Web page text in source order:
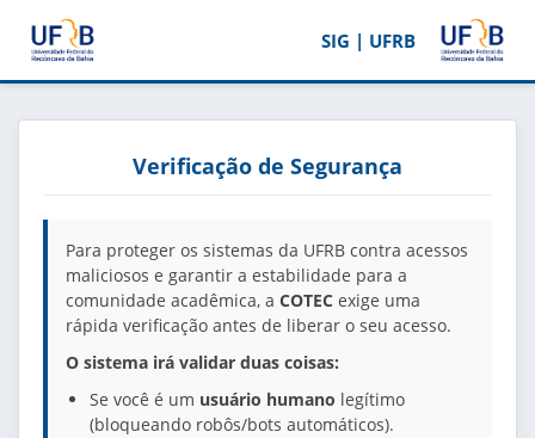
SIG | UFRB
Verificação de Segurança
Para proteger os sistemas da UFRB contra acessos
maliciosos e garantir a estabilidade para a
comunidade acadêmica, a COTEC exige uma
rápida verificação antes de liberar o seu acesso.
O sistema irá validar duas coisas:
Se você é um usuário humano legítimo
(bloqueando robôs/bots automáticos).